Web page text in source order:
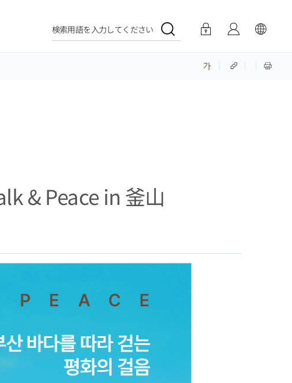
検索用語を入力してください
& Peace in 釜山